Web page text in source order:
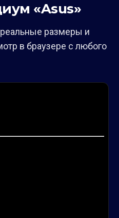
«Asus»
размеры и
в браузере с любого